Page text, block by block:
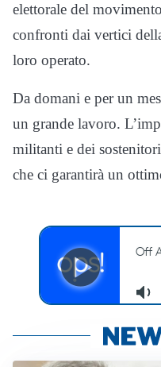
elettorale del
confronti dai vertici
loro operato.
Da domani e per un
un grande lavoro.
militanti e dei
che ci garantirà un